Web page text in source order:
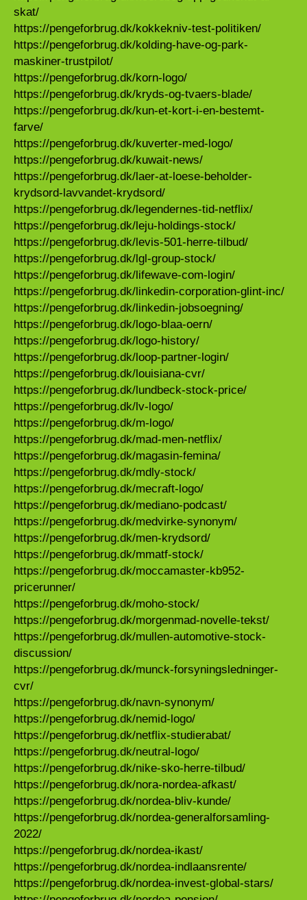
skat/
https://pengeforbrug.dk/kokkekniv-test-politiken/
https://pengeforbrug.dk/kolding-have-og-park-
maskiner-trustpilot/
https://pengeforbrug.dk/korn-logo/
https://pengeforbrug.dk/kryds-og-tvaers-blade/
https://pengeforbrug.dk/kun-et-kort-i-en-bestemt-
farve/
https://pengeforbrug.dk/kuverter-med-logo/
https://pengeforbrug.dk/kuwait-news/
https://pengeforbrug.dk/laer-at-loese-beholder-
krydsord-lavvandet-krydsord/
https://pengeforbrug.dk/legendernes-tid-netflix/
https://pengeforbrug.dk/leju-holdings-stock/
https://pengeforbrug.dk/levis-501-herre-tilbud/
https://pengeforbrug.dk/lgl-group-stock/
https://pengeforbrug.dk/lifewave-com-login/
https://pengeforbrug.dk/linkedin-corporation-glint-inc/
https://pengeforbrug.dk/linkedin-jobsoegning/
https://pengeforbrug.dk/logo-blaa-oern/
https://pengeforbrug.dk/logo-history/
https://pengeforbrug.dk/loop-partner-login/
https://pengeforbrug.dk/louisiana-cvr/
https://pengeforbrug.dk/lundbeck-stock-price/
https://pengeforbrug.dk/lv-logo/
https://pengeforbrug.dk/m-logo/
https://pengeforbrug.dk/mad-men-netflix/
https://pengeforbrug.dk/magasin-femina/
https://pengeforbrug.dk/mdly-stock/
https://pengeforbrug.dk/mecraft-logo/
https://pengeforbrug.dk/mediano-podcast/
https://pengeforbrug.dk/medvirke-synonym/
https://pengeforbrug.dk/men-krydsord/
https://pengeforbrug.dk/mmatf-stock/
https://pengeforbrug.dk/moccamaster-kb952-
pricerunner/
https://pengeforbrug.dk/moho-stock/
https://pengeforbrug.dk/morgenmad-novelle-tekst/
https://pengeforbrug.dk/mullen-automotive-stock-
discussion/
https://pengeforbrug.dk/munck-forsyningsledninger-
cvr/
https://pengeforbrug.dk/navn-synonym/
https://pengeforbrug.dk/nemid-logo/
https://pengeforbrug.dk/netflix-studierabat/
https://pengeforbrug.dk/neutral-logo/
https://pengeforbrug.dk/nike-sko-herre-tilbud/
https://pengeforbrug.dk/nora-nordea-afkast/
https://pengeforbrug.dk/nordea-bliv-kunde/
https://pengeforbrug.dk/nordea-generalforsamling-
2022/
https://pengeforbrug.dk/nordea-ikast/
https://pengeforbrug.dk/nordea-indlaansrente/
https://pengeforbrug.dk/nordea-invest-global-stars/